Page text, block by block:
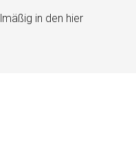
in den hier